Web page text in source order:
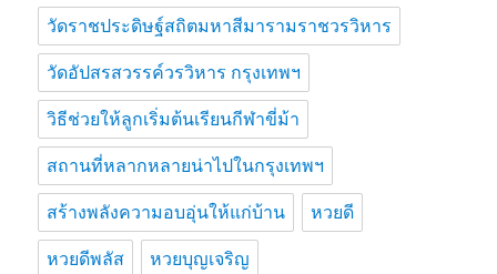
วัดราชประดิษฐ์สถิตมหาสีมารามราชวรวิหาร
วัดอัปสรสวรรค์วรวิหาร กรุงเทพฯ
วิธีช่วยให้ลูกเริ่มต้นเรียนกีฬาขี่ม้า
สถานที่หลากหลายน่าไปในกรุงเทพฯ
สร้างพลังความอบอุ่นให้แก่บ้าน หวยดี
หวยดีพลัส หวยบุญเจริญ